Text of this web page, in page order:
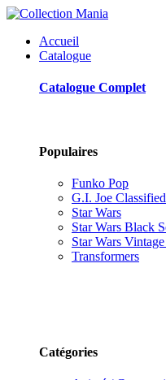
Accueil
Catalogue
Catalogue Complet
Populaires
Funko Pop
G.I. Joe Classified
Star Wars
Star Wars Black
Star Wars
Transformers
Catégories